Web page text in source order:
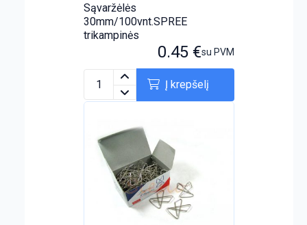
Sąvaržėlės
30mm/100vnt.SPREE
trikampinės
0.45 €su PVM
Į krepšelį